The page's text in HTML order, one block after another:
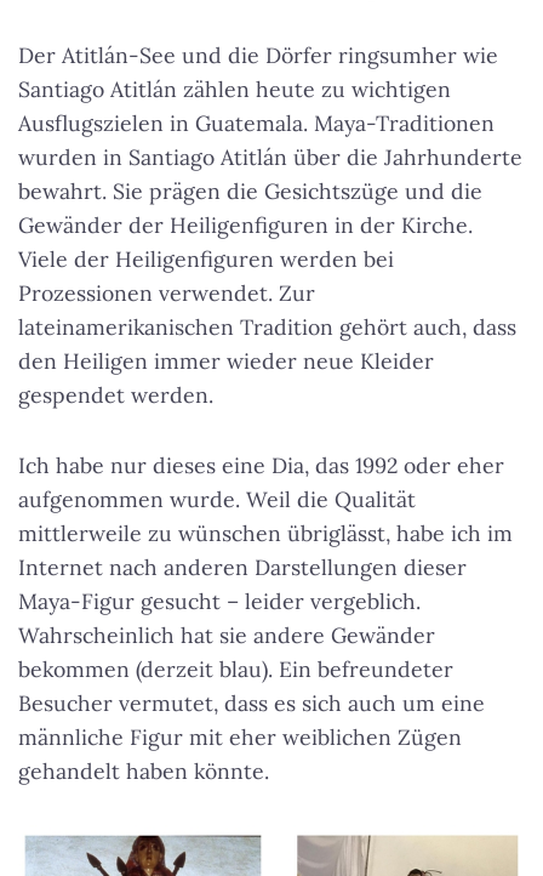
Der Atitlán-See und die Dörfer ringsumher wie
Santiago Atitlán zählen heute zu wichtigen
Ausflugszielen in Guatemala. Maya-Traditionen
wurden in Santiago Atitlán über die Jahrhunderte
bewahrt. Sie prägen die Gesichtszüge und die
Gewänder der Heiligenfiguren in der Kirche.
Viele der Heiligenfiguren werden bei
Prozessionen verwendet. Zur
lateinamerikanischen Tradition gehört auch, dass
den Heiligen immer wieder neue Kleider
gespendet werden.
Ich habe nur dieses eine Dia, das 1992 oder eher
aufgenommen wurde. Weil die Qualität
mittlerweile zu wünschen übriglässt, habe ich im
Internet nach anderen Darstellungen dieser
Maya-Figur gesucht – leider vergeblich.
Wahrscheinlich hat sie andere Gewänder
bekommen (derzeit blau). Ein befreundeter
Besucher vermutet, dass es sich auch um eine
männliche Figur mit eher weiblichen Zügen
gehandelt haben könnte.